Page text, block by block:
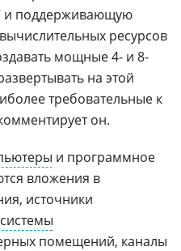
и поддерживающую
ресурсов
мощные 4- и 8-
на этой
требовательные к
он.
и программное
вложения в
источники
системы
помещений, каналы